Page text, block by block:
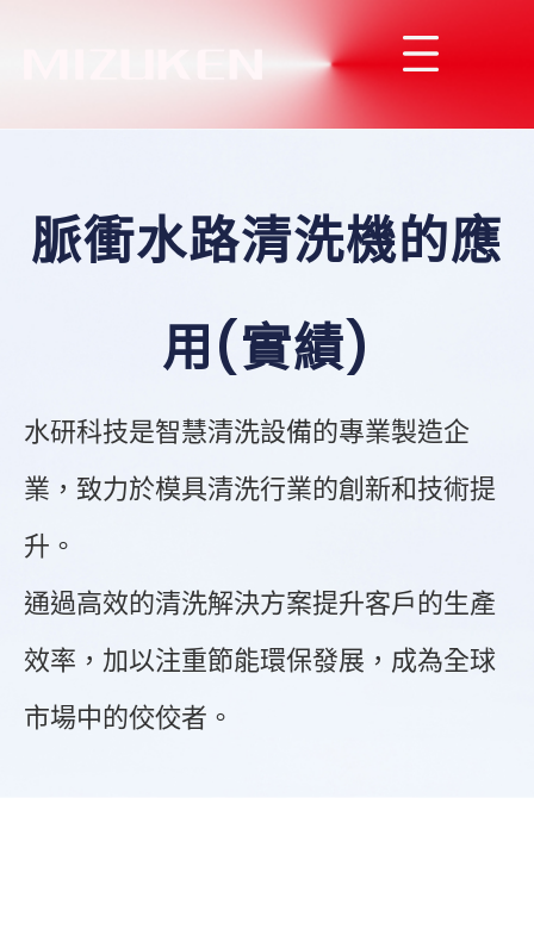
脈衝水路清洗機的應
用(實績)
水研科技是智慧清洗設備的專業製造企
業，致力於模具清洗行業的創新和技術提
升。
通過高效的清洗解決方案提升客戶的生產
效率，加以注重節能環保發展，成為全球
市場中的佼佼者。